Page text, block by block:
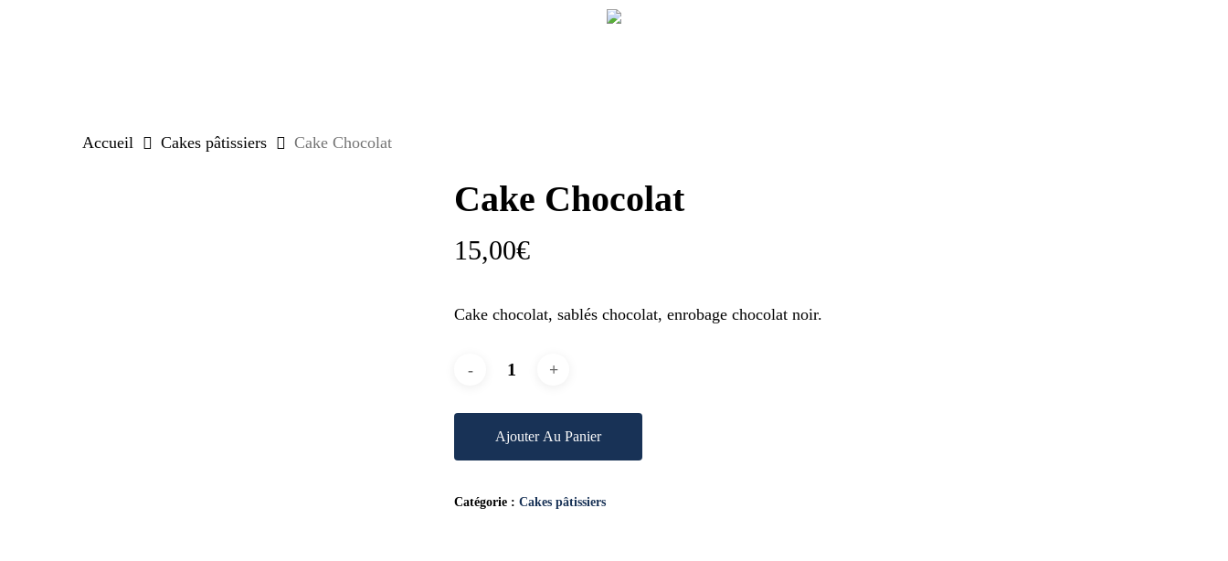
Accueil Cakes pâtissiers Cake Chocolat
Cake Chocolat
15,00€
Cake chocolat, sablés chocolat, enrobage chocolat noir.
Ajouter Au Panier
Catégorie :Cakes pâtissiers